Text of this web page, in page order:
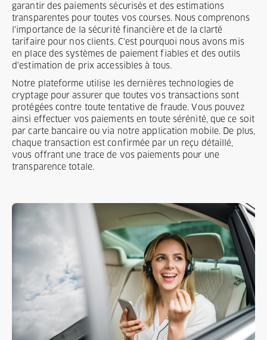
garantir des paiements sécurisés et des estimations
transparentes pour toutes vos courses. Nous comprenons
l'importance de la sécurité financière et de la clarté
tarifaire pour nos clients. C'est pourquoi nous avons mis
en place des systèmes de paiement fiables et des outils
d'estimation de prix accessibles à tous.
Notre plateforme utilise les dernières technologies de
cryptage pour assurer que toutes vos transactions sont
protégées contre toute tentative de fraude. Vous pouvez
ainsi effectuer vos paiements en toute sérénité, que ce soit
par carte bancaire ou via notre application mobile. De plus,
chaque transaction est confirmée par un reçu détaillé,
vous offrant une trace de vos paiements pour une
transparence totale.